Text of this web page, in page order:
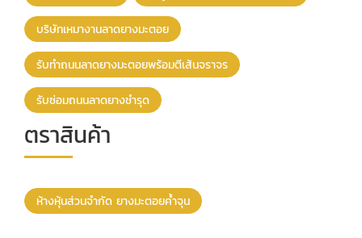
บริษัทเหมางานลาดยางมะตอย
รับทำถนนลาดยางมะตอยพร้อมตีเส้นจราจร
รับซ่อมถนนลาดยางชำรุด
ตราสินค้า
ห้างหุ้นส่วนจำกัด ยางมะตอยค้ำจุน